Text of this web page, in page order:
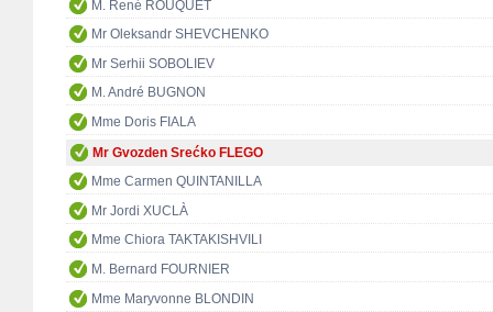
M. René ROUQUET
Mr Oleksandr SHEVCHENKO
Mr Serhii SOBOLIEV
M. André BUGNON
Mme Doris FIALA
Mr Gvozden Srećko FLEGO
Mme Carmen QUINTANILLA
Mr Jordi XUCLÀ
Mme Chiora TAKTAKISHVILI
M. Bernard FOURNIER
Mme Maryvonne BLONDIN